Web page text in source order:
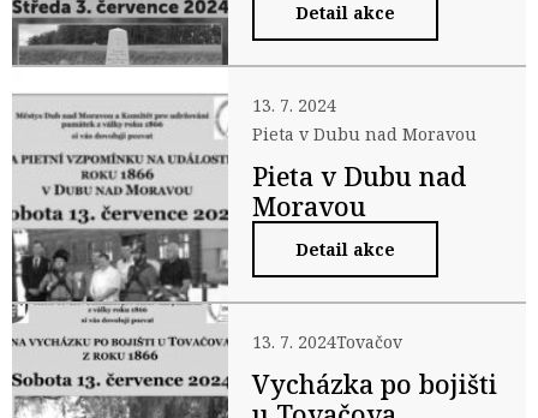
Detail akce
13. 7. 2024
Pieta v Dubu nad Moravou
Pieta v Dubu nad
Moravou
Detail akce
13. 7. 2024Tovačov
Vycházka po bojišti